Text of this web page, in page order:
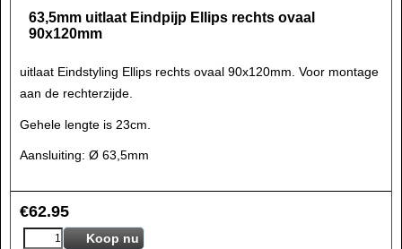
63,5mm uitlaat Eindpijp Ellips rechts ovaal
90x120mm
uitlaat Eindstyling Ellips rechts ovaal 90x120mm. Voor montage
aan de rechterzijde.
Gehele lengte is 23cm.
Aansluiting: Ø 63,5mm
€62.95
Koop nu